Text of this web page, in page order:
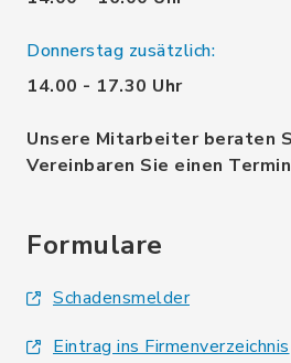
Donnerstag zusätzlich:
14.00 - 17.30 Uhr
Unsere Mitarbeiter beraten
Vereinbaren Sie einen
Formulare
Schadensmelder
Eintrag ins Firmenverzeichnis